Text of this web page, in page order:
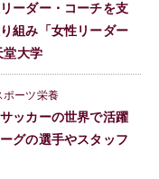
ーダー・コーチを支
組み「女性リーダー
堂大学
ポーツ栄養
ッカーの世界で活躍
グの選手やスタッフ